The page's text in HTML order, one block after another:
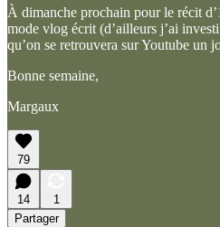
À dimanche prochain pour le récit
mode vlog écrit (d’ailleurs j’ai
qu’on se retrouvera sur Youtube un
Bonne semaine,
Margaux
79
14
1
Partager